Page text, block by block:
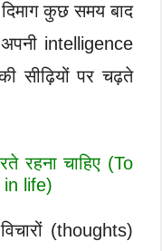
कुछ समय बाद
intelligence
सीढ़ियों पर चढ़ते
रहना चाहिए (To
life)
(thoughts)